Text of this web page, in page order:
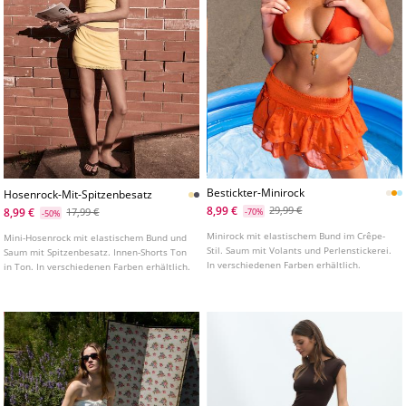
Hosenrock-Mit-Spitzenbesatz
8,99 €
-50% 17,99 €
Mini-Hosenrock mit elastischem Bund und
Saum mit Spitzenbesatz. Innen-Shorts Ton
in Ton. In verschiedenen Farben erhältlich.
Bestickter-Minirock
8,99 €
-70% 29,99 €
Minirock mit elastischem Bund im Crêpe-
Stil. Saum mit Volants und Perlenstickerei.
In verschiedenen Farben erhältlich.